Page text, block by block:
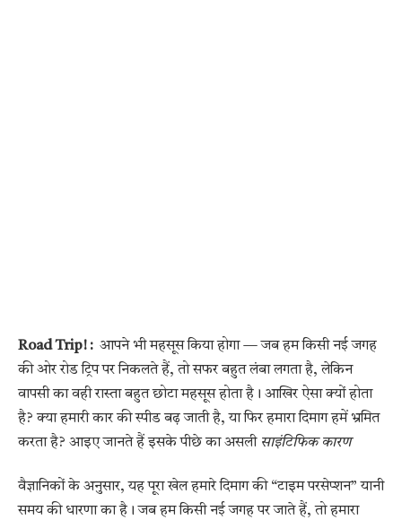
Road Trip! : आपने भी महसूस किया होगा — जब हम किसी नई जगह
की ओर रोड ट्रिप पर निकलते हैं, तो सफर बहुत लंबा लगता है, लेकिन
वापसी का वही रास्ता बहुत छोटा महसूस होता है। आखिर ऐसा क्यों होता
है? क्या हमारी कार की स्पीड बढ़ जाती है, या फिर हमारा दिमाग हमें भ्रमित
करता है? आइए जानते हैं इसके पीछे का असली साइंटिफिक कारण
वैज्ञानिकों के अनुसार, यह पूरा खेल हमारे दिमाग की “टाइम परसेप्शन” यानी
समय की धारणा का है। जब हम किसी नई जगह पर जाते हैं, तो हमारा